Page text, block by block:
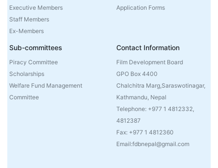
Executive Members
Staff Members
Ex-Members
Application Forms
Sub-committees
Piracy Committee
Scholarships
Welfare Fund Management
Committee
Contact Information
Film Development Board
GPO Box 4400
Chalchitra Marg,Saraswotinagar,
Kathmandu, Nepal
Telephone: +977 1 4812332,
4812387
Fax: +977 1 4812360
Email:fdbnepal@gmail.com